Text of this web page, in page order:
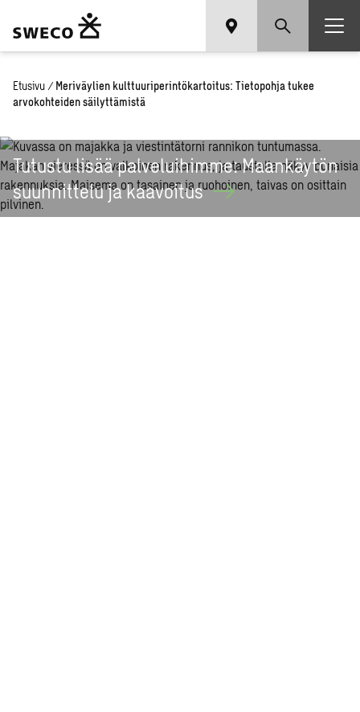
Etusivu / Meriväylien kulttuuriperintökartoitus: Tietopohja tukee
arvokohteiden säilyttämistä
Tutustu lisää palveluihimme: Maankäytön
suunnittelu jakaavoitus